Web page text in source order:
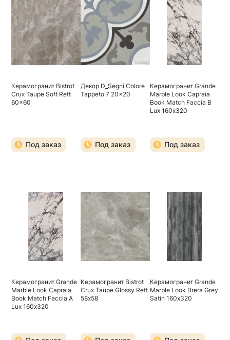
Керамогранит Bistrot
Crux Taupe Soft Rett
60x60
Под заказ
Декор D_Segni Colore
Tappeto 7 20x20
Под заказ
Керамогранит Grande
Marble Look Capraia
Book Match Faccia B
Lux 160х320
Под заказ
Керамогранит Grande
Marble Look Capraia
Book Match Faccia A
Lux 160х320
Керамогранит Bistrot
Crux Taupe Glossy Rett
58х58
Керамогранит Grande
Marble Look Brera Grey
Satin 160х320